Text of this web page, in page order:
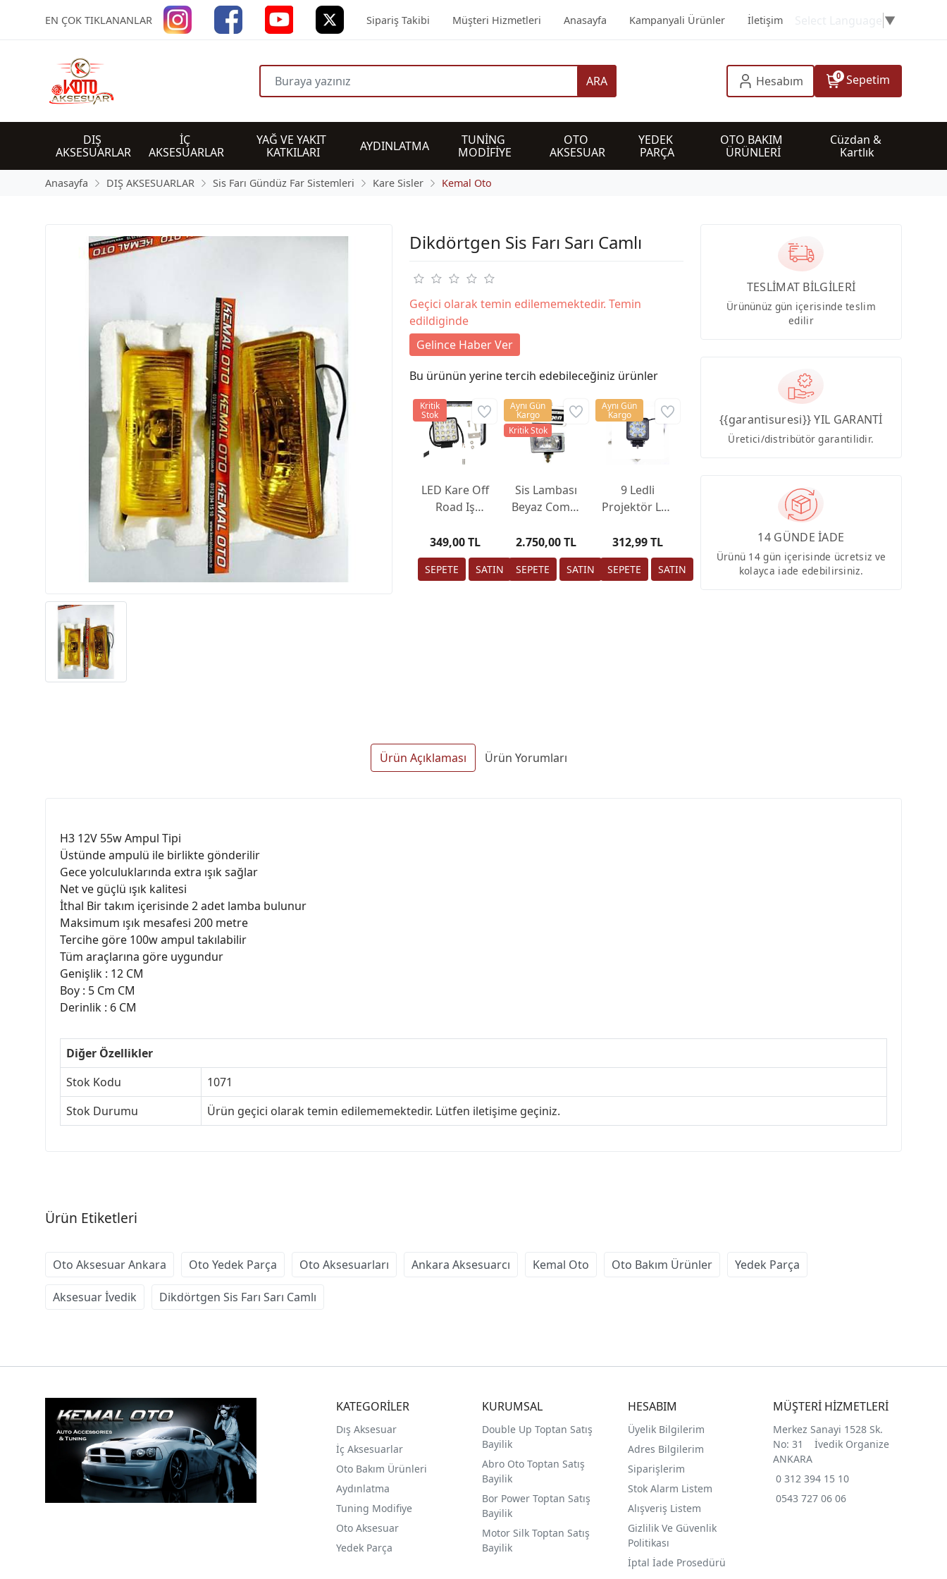
EN ÇOK TIKLANANLAR Sipariş Takibi Müşteri Hizmetleri Anasayfa Kampanyali Ürünler İletişim ▼
ARA Hesabım 0 Sepetim
DIŞ
AKSESUARLAR
İÇ
AKSESUARLAR
YAĞ VE YAKIT
KATKILARI
AYDINLATMA
TUNİNG
MODİFİYE
OTO
AKSESUAR
YEDEK
PARÇA
OTO BAKIM
ÜRÜNLERİ
Cüzdan &
Kartlık
Anasayfa DIŞ AKSESUARLAR Sis Farı Gündüz Far Sistemleri Kare Sisler Kemal Oto
Dikdörtgen Sis Farı Sarı Camlı
Geçici olarak temin edilememektedir. Temin
edildiginde
Gelince Haber Ver
Bu ürünün yerine tercih edebileceğiniz ürünler
LED Kare Off
Road Iş
Kamyon
Traktör
Projektör
349,00 TL
Kritik
Stok
Sis Lambası
Beyaz Comet
2.750,00 TL
Aynı Gün
Kargo
Kritik Stok
9 Ledli
Projektör Led
Makinası ve
Araçlar Off
Road Gündüz
312,99 TL
Aynı Gün
Kargo
TESLİMAT BİLGİLERİ
Ürününüz gün içerisinde teslim
edilir
{{garantisuresi}} YIL GARANTİ
Üretici/distribütör garantilidir.
14 GÜNDE İADE
Ürünü 14 gün içerisinde ücretsiz ve
kolayca iade edebilirsiniz.
Ürün Açıklaması Ürün Yorumları
H3 12V 55w Ampul Tipi
Üstünde ampulü ile birlikte gönderilir
Gece yolculuklarında extra ışık sağlar
Net ve güçlü ışık kalitesi
İthal Bir takım içerisinde 2 adet lamba bulunur
Maksimum ışık mesafesi 200 metre
Tercihe göre 100w ampul takılabilir
Tüm araçlarına göre uygundur
Genişlik : 12 CM
Boy : 5 Cm CM
Derinlik : 6 CM
Diğer Özellikler
Stok Kodu
1071
Stok Durumu
Ürün geçici olarak temin edilememektedir. Lütfen iletişime geçiniz.
Ürün Etiketleri
Oto Aksesuar Ankara Oto Yedek Parça Oto Aksesuarları Ankara Aksesuarcı Kemal Oto Oto Bakım Ürünler Yedek Parça
Aksesuar İvedik Dikdörtgen Sis Farı Sarı Camlı
KATEGORİLER
Dış Aksesuar
İç Aksesuarlar
Oto Bakım Ürünleri
Aydınlatma
Tuning Modifiye
Oto Aksesuar
Yedek Parça
KURUMSAL
Double Up Toptan Satış
Bayilik
Abro Oto Toptan Satış
Bayilik
Bor Power Toptan Satış
Bayilik
Motor Silk Toptan Satış
Bayilik
HESABIM
Üyelik Bilgilerim
Adres Bilgilerim
Siparişlerim
Stok Alarm Listem
Alışveriş Listem
Gizlilik Ve Güvenlik
Politikası
İptal İade Prosedürü
MÜŞTERİ HİZMETLERİ
Merkez Sanayi 1528 Sk.
No: 31 İvedik Organize
ANKARA
0 312 394 15 10
0543 727 06 06